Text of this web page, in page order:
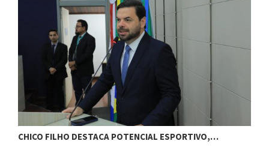
CHICO FILHO DESTACA POTENCIAL ESPORTIVO,…